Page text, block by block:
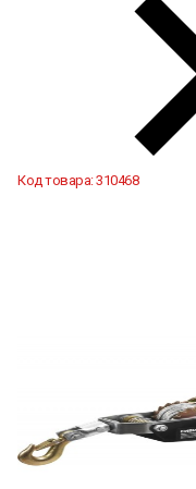
Код товара:310468